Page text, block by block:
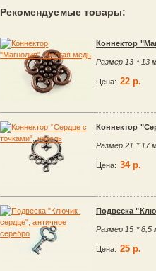
Рекомендуемые товары:
Коннектор
Размер 13 * 13
Цена: 22 р.
Коннектор
Размер 21 * 17
Цена: 34 р.
Подвеска
Размер 15 * 8,5
Цена: 25 р.